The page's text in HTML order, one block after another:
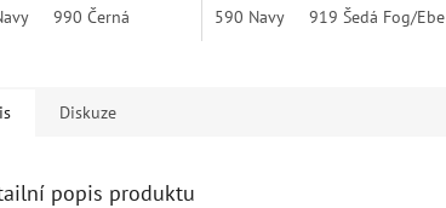
990 Černá 590 Navy 919 Šedá Fog/Eben
Diskuze
popis produktu